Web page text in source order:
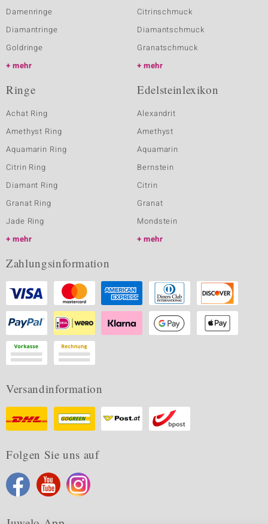
Damenringe
Diamantringe
Goldringe
mehr
Citrinschmuck
Diamantschmuck
Granatschmuck
mehr
Ringe
Achat Ring
Amethyst Ring
Aquamarin Ring
Citrin Ring
Diamant Ring
Granat Ring
Jade Ring
mehr
Edelsteinlexikon
Alexandrit
Amethyst
Aquamarin
Bernstein
Citrin
Granat
Mondstein
mehr
Zahlungsinformation
Versandinformation
Folgen Sie uns auf